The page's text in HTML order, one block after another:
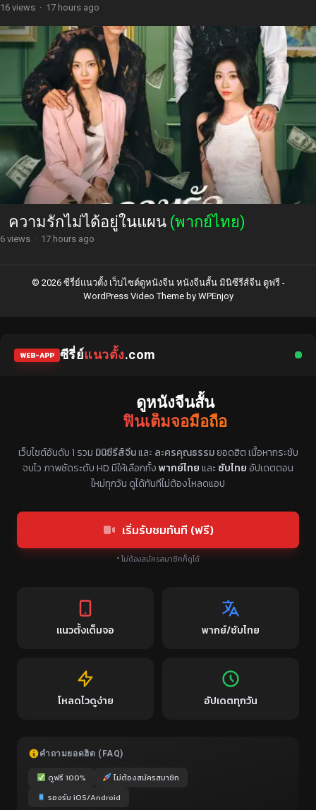
16 views · 17 hours ago
ความรักไม่ได้อยู่ในแผน (พากย์ไทย)
6 views · 17 hours ago
© 2026 ซีรี่ย์แนวตั้ง เว็บไซต์ดูหนังจีน หนังจีนสั้น มินิซีรีส์จีน ดูฟรี -
WordPress Video Themeby WPEnjoy
WEB-APP ซีรี่ย์แนวตั้ง.com
ดูหนังจีนสั้น
ฟินเต็มจอมือถือ
แหล่งรวมซีรี่ย์จีนแนวตั้ง พากย์ไทย ซับไทย
เว็บไซต์อันดับ 1 รวม มินิซีรีส์จีนและ ละครคุณธรรมยอดฮิต เนื้อหากระชับ
จบไว ภาพชัดระดับ HD มีให้เลือกทั้งพากย์ไทยและ ซับไทยอัปเดตตอน
ใหม่ทุกวัน ดูได้ทันทีไม่ต้องโหลดแอป
เริ่มรับชมทันที (ฟรี)
* ไม่ต้องสมัครสมาชิกก็ดูได้
แนวตั้งเต็มจอ พากย์/ซับไทย
โหลดไวดูง่าย อัปเดตทุกวัน
คำถามยอดฮิต (FAQ)
ดูฟรี 100%
ไม่ต้องสมัครสมาชิก
รองรับ iOS/Android